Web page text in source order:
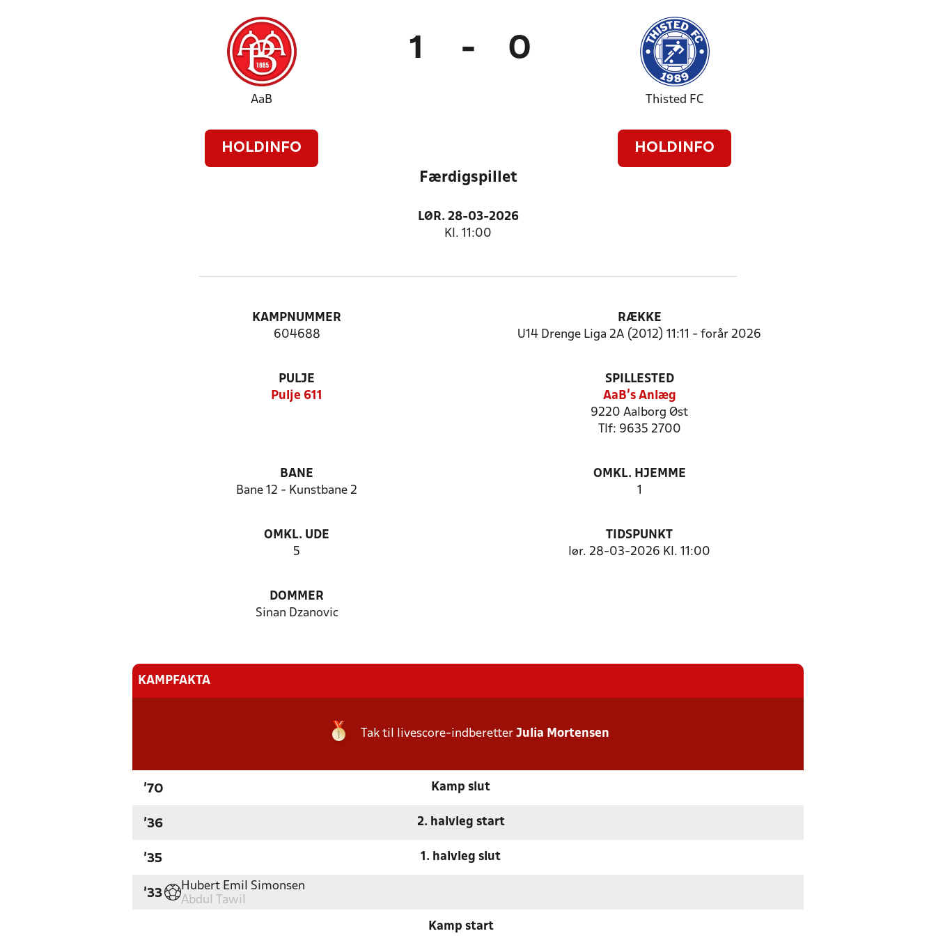
AaB
HOLDINFO
1 - 0
Thisted FC
HOLDINFO
Færdigspillet
LØR. 28-03-2026
Kl. 11:00
KAMPNUMMER
604688
RÆKKE
U14 Drenge Liga 2A (2012) 11:11 - forår 2026
PULJE
Pulje 611
SPILLESTED
AaB's Anlæg
9220 Aalborg Øst
Tlf: 9635 2700
BANE
Bane 12 - Kunstbane 2
OMKL. HJEMME
1
OMKL. UDE
5
TIDSPUNKT
lør. 28-03-2026 Kl. 11:00
DOMMER
Sinan Dzanovic
KAMPFAKTA
Tak til livescore-indberetter Julia Mortensen
'70 Kamp slut
'36 2. halvleg start
'35 1. halvleg slut
'33
Hubert Emil Simonsen
Abdul Tawil
Kamp start